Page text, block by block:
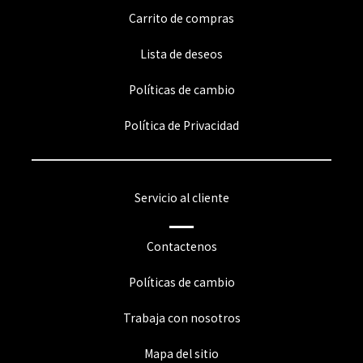
Carrito de compras
Lista de deseos
Políticas de cambio
Política de Privacidad
Servicio al cliente
Contactenos
Políticas de cambio
Trabaja con nosotros
Mapa del sitio